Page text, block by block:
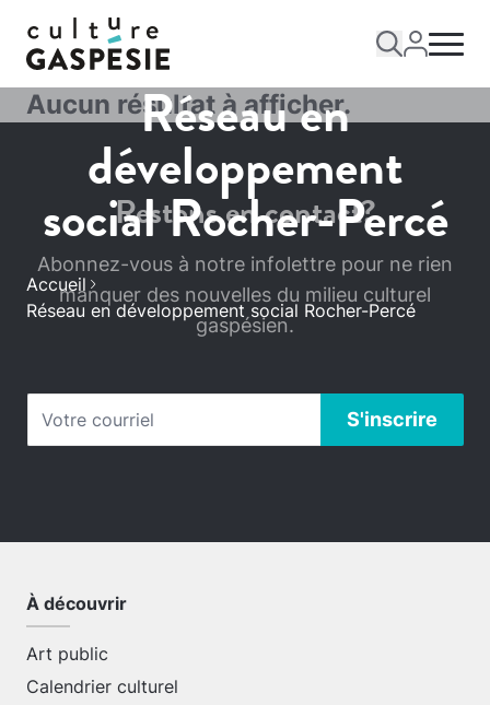
Réseau en
développement
social Rocher-Percé
Accueil
Réseau en développement social Rocher-Percé
Aucun résultat à afficher.
Restons en contact?
Abonnez-vous à notre infolettre pour ne rien
manquer des nouvelles du milieu culturel
gaspésien.
À découvrir
Art public
Calendrier culturel